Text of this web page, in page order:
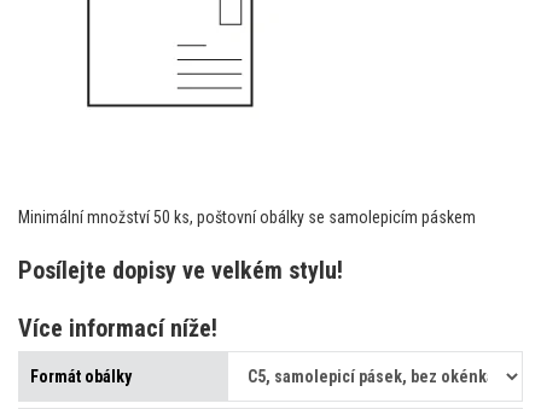
Minimální množství 50 ks, poštovní obálky se samolepicím páskem
Posílejte dopisy ve velkém stylu!
Více informací níže!
Formát obálky